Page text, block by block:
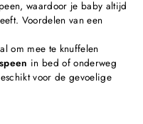
waardoor je baby altijd
Voordelen van een
om mee te knuffelen
in bed of onderweg
voor de gevoelige